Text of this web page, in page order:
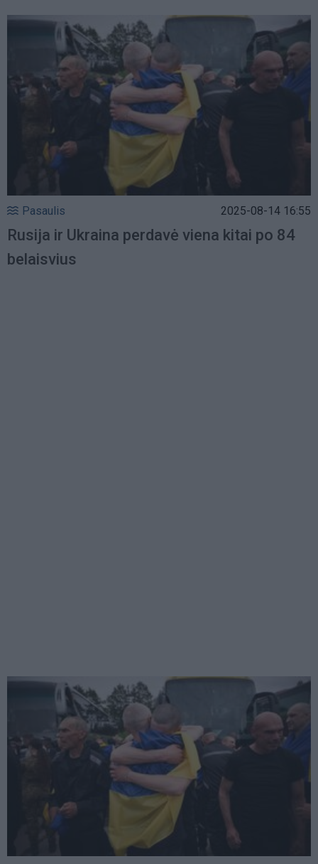
Pasaulis 2025-08-14 16:55
Rusija ir Ukraina perdavė viena kitai po 84
belaisvius